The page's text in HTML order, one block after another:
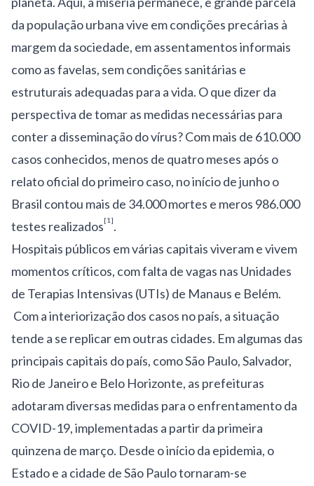
da população urbana vive em condições precárias à
margem da sociedade, em assentamentos informais
como as favelas, sem condições sanitárias e
estruturais adequadas para a vida. O que dizer da
perspectiva de tomar as medidas necessárias para
conter a disseminação do vírus? Com mais de 610.000
casos conhecidos, menos de quatro meses após o
relato oficial do primeiro caso, no início de junho o
Brasil contou mais de 34.000 mortes e meros 986.000
testes realizados[1].
Hospitais públicos em várias capitais viveram e vivem
momentos críticos, com falta de vagas nas Unidades
de Terapias Intensivas (UTIs) de Manaus e Belém.
Com a interiorização dos casos no país, a situação
tende a se replicar em outras cidades. Em algumas das
principais capitais do país, como São Paulo, Salvador,
Rio de Janeiro e Belo Horizonte, as prefeituras
adotaram diversas medidas para o enfrentamento da
COVID-19, implementadas a partir da primeira
quinzena de março. Desde o início da epidemia, o
Estado e a cidade de São Paulo tornaram-se